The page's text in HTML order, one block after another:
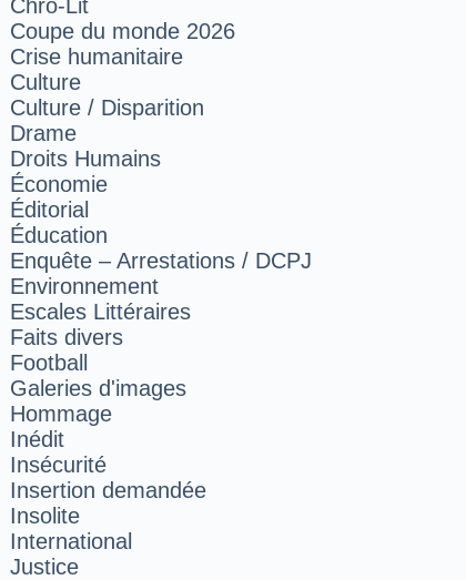
Chro-Lit
Coupe du monde 2026
Crise humanitaire
Culture
Culture / Disparition
Drame
Droits Humains
Économie
Éditorial
Éducation
Enquête – Arrestations / DCPJ
Environnement
Escales Littéraires
Faits divers
Football
Galeries d'images
Hommage
Inédit
Insécurité
Insertion demandée
Insolite
International
Justice